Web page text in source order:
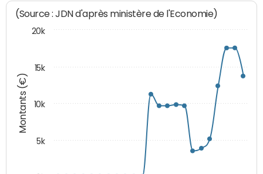
Montants (€)
(Source : JDN d'après ministère de l'Economie)
5k
10k
15k
20k